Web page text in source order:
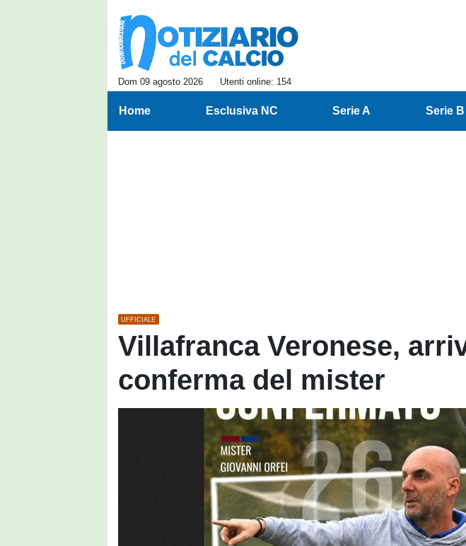
Dom 09 agosto 2026 Utenti online: 154
Home Esclusiva NC Serie A Serie B
UFFICIALE
Villafranca Veronese,
conferma del mister